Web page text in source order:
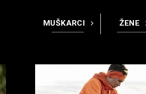
MUŠKARCI ŽENE